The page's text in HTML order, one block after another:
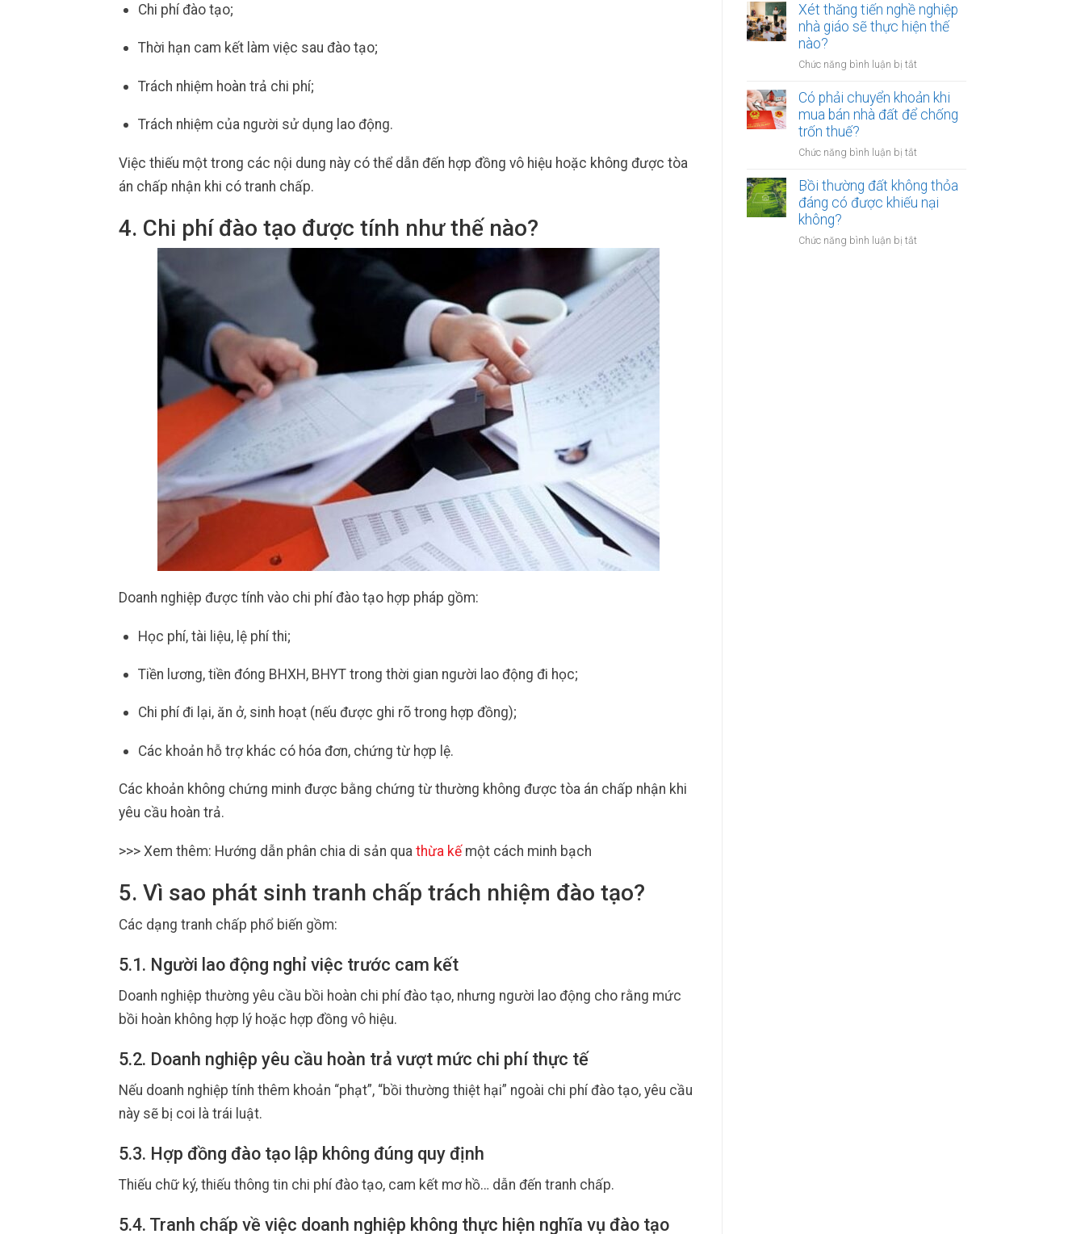
Chi phí đào tạo;
Thời hạn cam kết làm việc sau đào tạo;
Trách nhiệm hoàn trả chi phí;
Trách nhiệm của người sử dụng lao động.
Việc thiếu một trong các nội dung này có thể dẫn đến hợp đồng vô hiệu hoặc không được tòa
án chấp nhận khi có tranh chấp.
4. Chi phí đào tạo được tính như thế nào?
Doanh nghiệp được tính vào chi phí đào tạo hợp pháp gồm:
Học phí, tài liệu, lệ phí thi;
Tiền lương, tiền đóng BHXH, BHYT trong thời gian người lao động đi học;
Chi phí đi lại, ăn ở, sinh hoạt (nếu được ghi rõ trong hợp đồng);
Các khoản hỗ trợ khác có hóa đơn, chứng từ hợp lệ.
Các khoản không chứng minh được bằng chứng từ thường không được tòa án chấp nhận khi
yêu cầu hoàn trả.
>>> Xem thêm: Hướng dẫn phân chia di sản qua thừa kếmột cách minh bạch
5. Vì sao phát sinh tranh chấp trách nhiệm đào tạo?
Các dạng tranh chấp phổ biến gồm:
5.1. Người lao động nghỉ việc trước cam kết
Doanh nghiệp thường yêu cầu bồi hoàn chi phí đào tạo, nhưng người lao động cho rằng mức
bồi hoàn không hợp lý hoặc hợp đồng vô hiệu.
5.2. Doanh nghiệp yêu cầu hoàn trả vượt mức chi phí thực tế
Nếu doanh nghiệp tính thêm khoản “phạt”, “bồi thường thiệt hại” ngoài chi phí đào tạo, yêu cầu
này sẽ bị coi là trái luật.
5.3. Hợp đồng đào tạo lập không đúng quy định
Thiếu chữ ký, thiếu thông tin chi phí đào tạo, cam kết mơ hồ… dẫn đến tranh chấp.
5.4. Tranh chấp về việc doanh nghiệp không thực hiện nghĩa vụ đào tạo
dữ
liệu
khách
hàng
như
sang
tên
Sổ
có
xây
nhà
Xét thăng tiến nghề nghiệp
nhà giáo sẽ thực hiện thế
nào?
Chức năng bình luận bị tắt
thăng
tiến
nhà
sẽ
thực
Có phải chuyển khoản khi
mua bán nhà đất để chống
trốn thuế?
Chức năng bình luận bị tắt
phải
chuyển
khoản
mua
Bồi thường đất không thỏa
đáng có được khiếu nại
không?
Chức năng bình luận bị tắt